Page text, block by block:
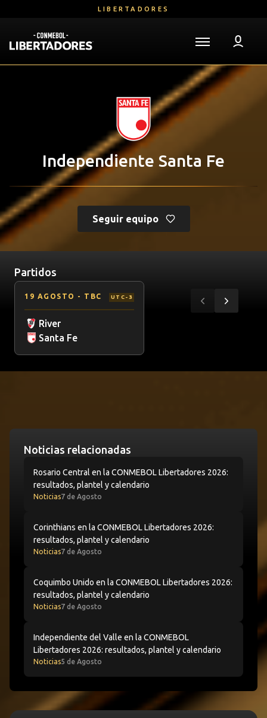
contenido
principal
LIBERTADORES
Independiente Santa Fe
Follow Us
Seguir equipo
Partidos
Partidos
Item
19 AGOSTO - TBC UTC-3
River
Santa Fe
AnteriorSiguiente
Últimas noticias
Noticias relacionadas
Rosario Central en la CONMEBOL Libertadores 2026:
resultados, plantel y calendario
Noticias7 de Agosto
Corinthians en la CONMEBOL Libertadores 2026:
resultados, plantel y calendario
Noticias7 de Agosto
Coquimbo Unido en la CONMEBOL Libertadores 2026:
resultados, plantel y calendario
Noticias7 de Agosto
Independiente del Valle en la CONMEBOL
Independiente del Valle en la CONMEBOL
Libertadores 2026: resultados, plantel y calendario
Noticias5 de Agosto
Tabla de la liga